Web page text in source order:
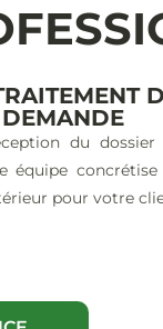
du dossier
équipe
pour votre